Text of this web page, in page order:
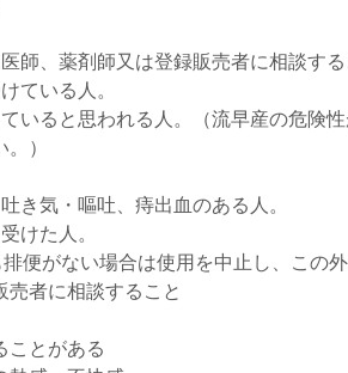
師、薬剤師又は登録販売者に相談する
ている人。
ていると思われる人。（流早産の危険
）
き気・嘔吐、痔出血のある人。
けた人。
便がない場合は使用を中止し、この
売者に相談すること
ことがある